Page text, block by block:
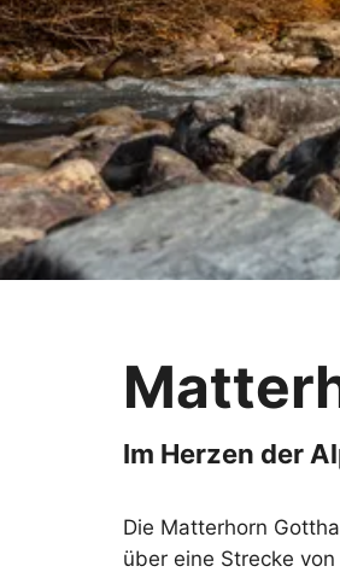
Im Herzen der
Die Matterhorn
über eine Strecke